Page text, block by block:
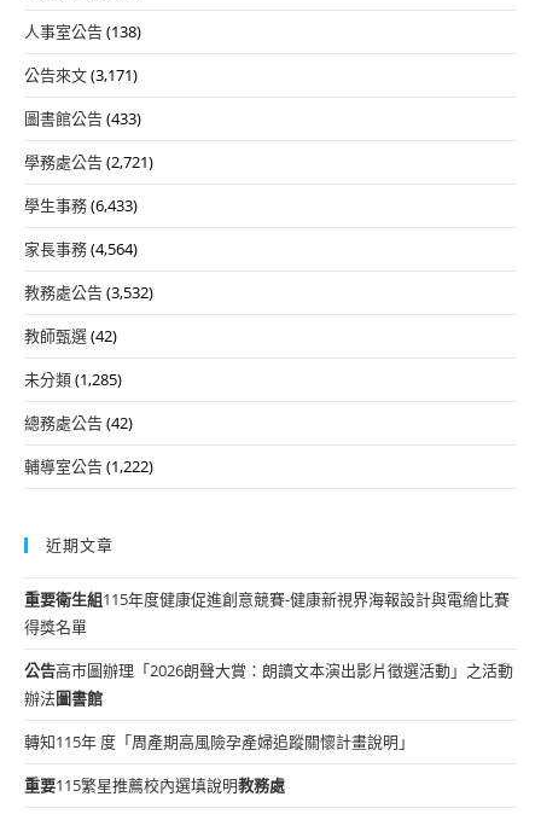
人事室公告(138)
公告來文(3,171)
圖書館公告(433)
學務處公告(2,721)
學生事務(6,433)
家長事務(4,564)
教務處公告(3,532)
教師甄選(42)
未分類(1,285)
總務處公告(42)
輔導室公告(1,222)
近期文章
重要衛生組115年度健康促進創意競賽-健康新視界海報設計與電繪比賽
得獎名單
公告高市圖辦理「2026朗聲大賞：朗讀文本演出影片徵選活動」之活動
辦法圖書館
轉知115年 度「周產期高風險孕產婦追蹤關懷計畫說明」
重要115繁星推薦校內選填說明教務處